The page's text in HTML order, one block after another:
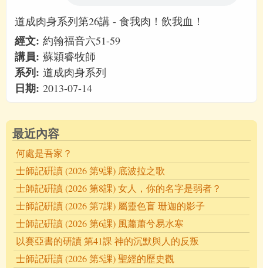
道成肉身系列第26講 - 食我肉！飲我血！
經文: 約翰福音六51-59
講員: 蘇穎睿牧師
系列: 道成肉身系列
日期: 2013-07-14
最近內容
何處是吾家？
士師記硏讀 (2026 第9課) 底波拉之歌
士師記硏讀 (2026 第8課) 女人，你的名字是弱者？
士師記硏讀 (2026 第7課) 屬靈色盲 珊迦的影子
士師記硏讀 (2026 第6課) 風蕭蕭兮易水寒
以賽亞書的研讀 第41課 神的沉默與人的反叛
士師記硏讀 (2026 第5課) 聖經的歷史觀